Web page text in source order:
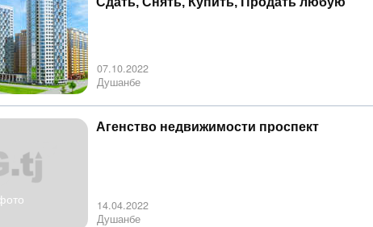
07.10.2022
Душанбе
Агенство недвижимости проспект
14.04.2022
Душанбе